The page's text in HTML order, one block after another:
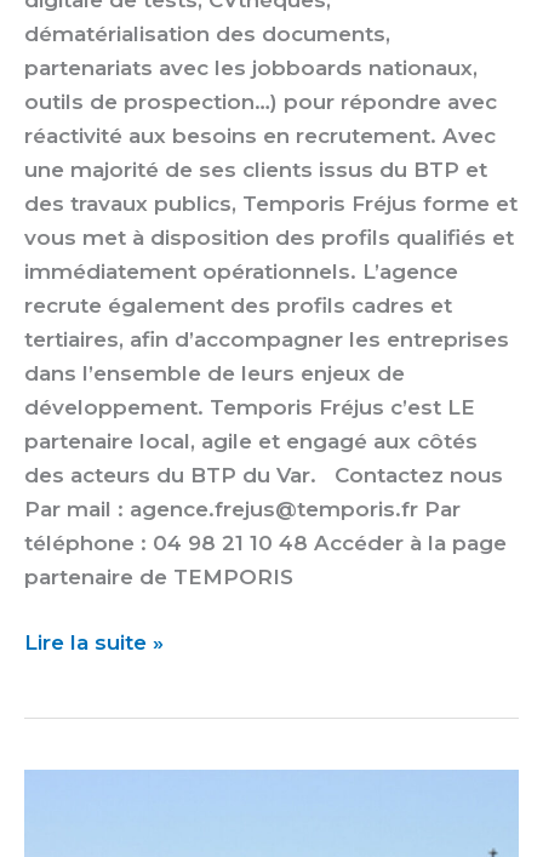
dématérialisation des documents,
partenariats avec les jobboards nationaux,
outils de prospection…) pour répondre avec
réactivité aux besoins en recrutement. Avec
une majorité de ses clients issus du BTP et
des travaux publics, Temporis Fréjus forme et
vous met à disposition des profils qualifiés et
immédiatement opérationnels. L’agence
recrute également des profils cadres et
tertiaires, afin d’accompagner les entreprises
dans l’ensemble de leurs enjeux de
développement. Temporis Fréjus c’est LE
partenaire local, agile et engagé aux côtés
des acteurs du BTP du Var. Contactez nous
Par mail : agence.frejus@temporis.fr Par
téléphone : 04 98 21 10 48 Accéder à la page
partenaire de TEMPORIS
Lire la suite »